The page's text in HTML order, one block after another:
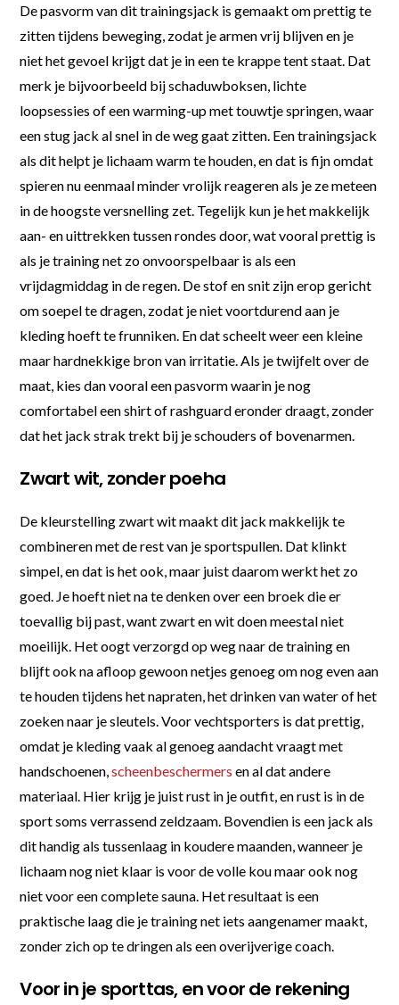
De pasvorm van dit trainingsjack is gemaakt om prettig te
zitten tijdens beweging, zodat je armen vrij blijven en je
niet het gevoel krijgt dat je in een te krappe tent staat. Dat
merk je bijvoorbeeld bij schaduwboksen, lichte
loopsessies of een warming-up met touwtje springen, waar
een stug jack al snel in de weg gaat zitten. Een trainingsjack
als dit helpt je lichaam warm te houden, en dat is fijn omdat
spieren nu eenmaal minder vrolijk reageren als je ze meteen
in de hoogste versnelling zet. Tegelijk kun je het makkelijk
aan- en uittrekken tussen rondes door, wat vooral prettig is
als je training net zo onvoorspelbaar is als een
vrijdagmiddag in de regen. De stof en snit zijn erop gericht
om soepel te dragen, zodat je niet voortdurend aan je
kleding hoeft te frunniken. En dat scheelt weer een kleine
maar hardnekkige bron van irritatie. Als je twijfelt over de
maat, kies dan vooral een pasvorm waarin je nog
comfortabel een shirt of rashguard eronder draagt, zonder
dat het jack strak trekt bij je schouders of bovenarmen.
Zwart wit, zonder poeha
De kleurstelling zwart wit maakt dit jack makkelijk te
combineren met de rest van je sportspullen. Dat klinkt
simpel, en dat is het ook, maar juist daarom werkt het zo
goed. Je hoeft niet na te denken over een broek die er
toevallig bij past, want zwart en wit doen meestal niet
moeilijk. Het oogt verzorgd op weg naar de training en
blijft ook na afloop gewoon netjes genoeg om nog even aan
te houden tijdens het napraten, het drinken van water of het
zoeken naar je sleutels. Voor vechtsporters is dat prettig,
omdat je kleding vaak al genoeg aandacht vraagt met
handschoenen,scheenbeschermers en al dat andere
materiaal. Hier krijg je juist rust in je outfit, en rust is in de
sport soms verrassend zeldzaam. Bovendien is een jack als
dit handig als tussenlaag in koudere maanden, wanneer je
lichaam nog niet klaar is voor de volle kou maar ook nog
niet voor een complete sauna. Het resultaat is een
praktische laag die je training net iets aangenamer maakt,
zonder zich op te dringen als een overijverige coach.
Voor in je sporttas, en voor de rekening